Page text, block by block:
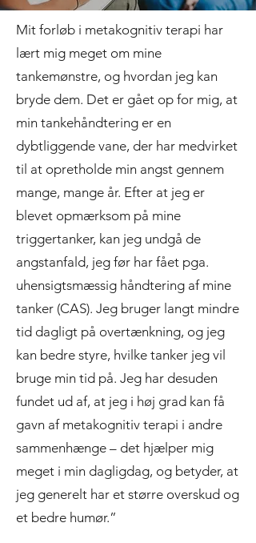
Mit forløb i metakognitiv terapi har
lært mig meget om mine
tankemønstre, og hvordan jeg kan
bryde dem. Det er gået op for mig, at
min tankehåndtering er en
dybtliggende vane, der har medvirket
til at opretholde min angst gennem
mange, mange år. Efter at jeg er
blevet opmærksom på mine
triggertanker, kan jeg undgå de
angstanfald, jeg før har fået pga.
uhensigtsmæssig håndtering af mine
tanker (CAS). Jeg bruger langt mindre
tid dagligt på overtænkning, og jeg
kan bedre styre, hvilke tanker jeg vil
bruge min tid på. Jeg har desuden
fundet ud af, at jeg i høj grad kan få
gavn af metakognitiv terapi i andre
sammenhænge – det hjælper mig
meget i min dagligdag, og betyder, at
jeg generelt har et større overskud og
et bedre humør.”